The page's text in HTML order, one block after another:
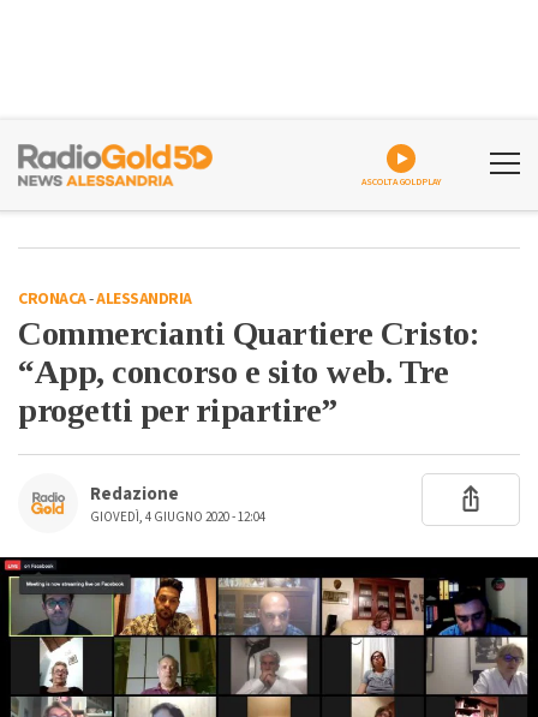
ASCOLTA GOLDPLAY
CRONACA-ALESSANDRIA
Commercianti Quartiere Cristo:
“App, concorso e sito web. Tre
progetti per ripartire”
Redazione
GIOVEDÌ, 4 GIUGNO 2020 - 12:04